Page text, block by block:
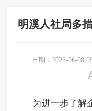
明溪人社局多
日期：2023-06-08
为进一步了解企